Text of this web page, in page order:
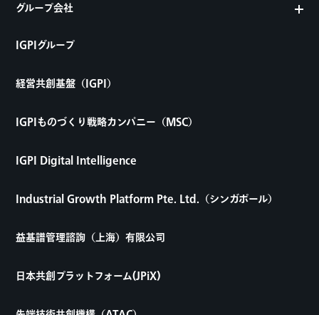
グループ会社
IGPIグループ
経営共創基盤（IGPI）
IGPIものづくり戦略カンパニー（MSC）
IGPI Digital Intelligence
Industrial Growth Platform Pte. Ltd.（シンガポール）
益基譜管理諮詢（上海）有限公司
日本共創プラットフォーム(JPiX)